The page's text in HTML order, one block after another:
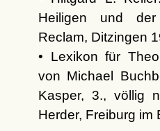
Heiligen und der
Reclam, Ditzingen
• Lexikon für
von Michael
Kasper, 3., völlig
Herder, Freiburg im